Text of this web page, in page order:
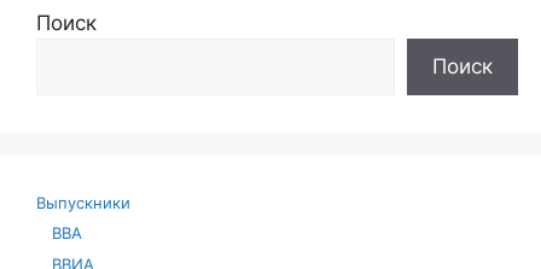
Поиск
Поиск
Выпускники
ВВА
ВВИА